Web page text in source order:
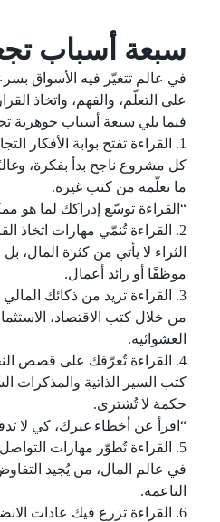
سبعة أسباب
في عالم تتغيّر فيه الأسواق
على التعلّم، والفهم، واتخاذ
فيما يلي سبعة أسباب جوهرية
1. القراءة تفتح بوابة الأفكار التجارية الناجحة
كل مشروع ناجح بدأ بفكرة،
ما تعلّمه من كتب غيره.
“القراءة توسّع إدراكك لما هو
2. القراءة تُنمّي مهارات اتخاذ القرار
الثراء لا يأتي من كثرة
موظفًا أو رائد أعمال.
3. القراءة تزيد من ذكائك المالي
من خلال كتب الاقتصاد،
العشوائية.
4. القراءة تُعرّفك على قصص النجاح والفشل
كتب السير الذاتية والمذكرات
حكمة لا تُشترى.
“اقرأ عن أخطاء غيرك، كي لا
5. القراءة تُطوّر مهارات التواصل والإقناع
في عالم المال، من يُجيد
الناعمة.
6. القراءة تزرع فيك عادات الانضباط والتركيز